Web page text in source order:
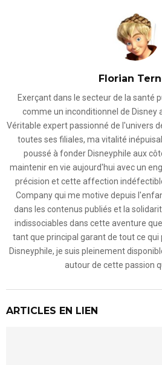
Florian
Exerçant dans le secteur de la santé
comme un inconditionnel de Disney
Véritable expert passionné de l'univers
toutes ses filiales, ma vitalité
poussé à fonder Disneyphile aux
maintenir en vie aujourd'hui avec un
précision et cette affection
Company qui me motive depuis
dans les contenus publiés et la
indissociables dans cette aventure
tant que principal garant de tout ce qui
Disneyphile, je suis pleinement
autour de cette passion
ARTICLES EN LIEN